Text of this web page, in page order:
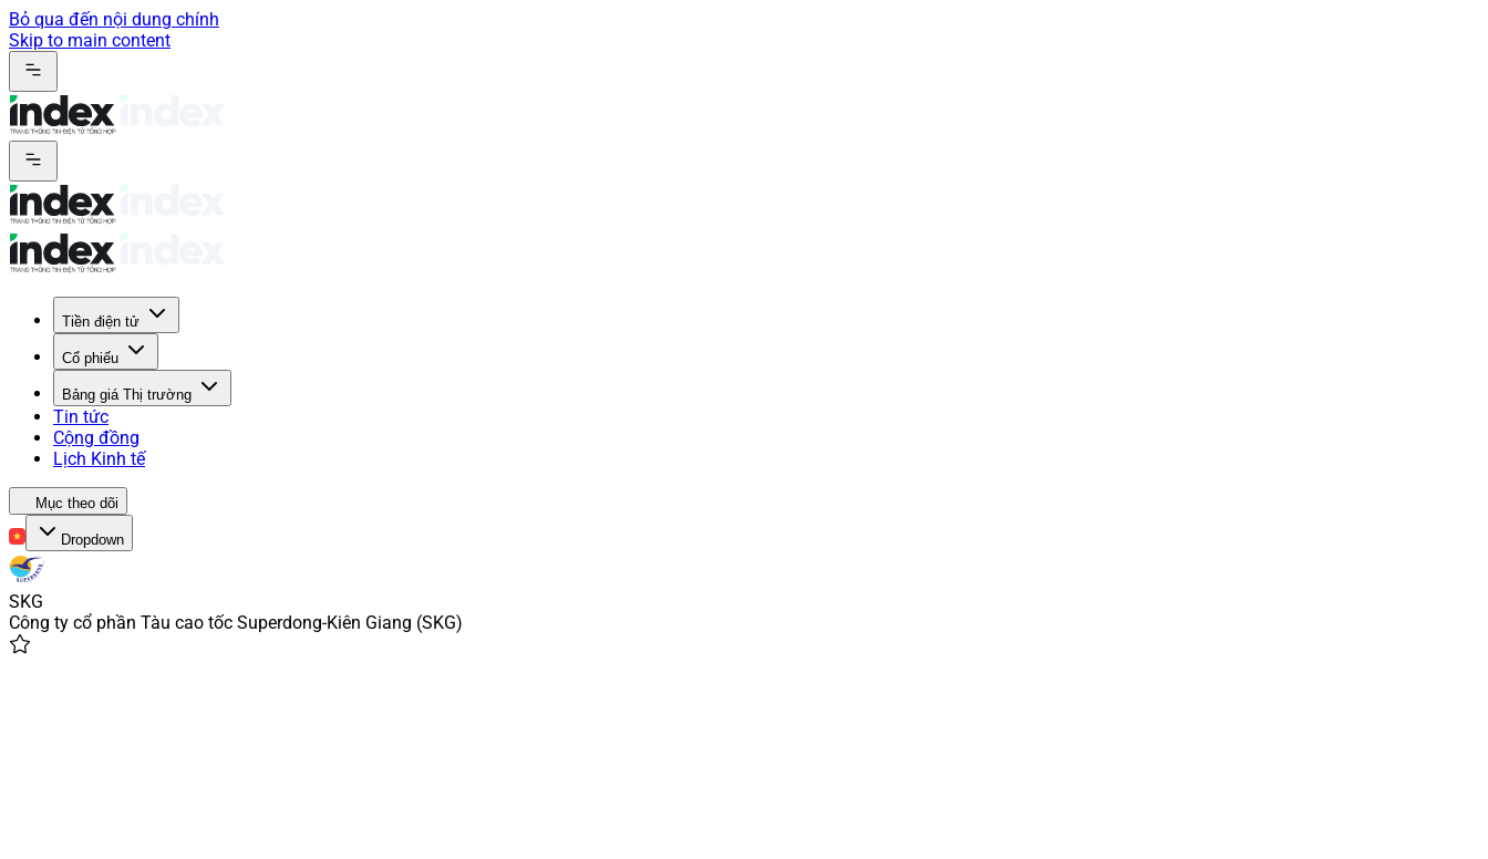
Bỏ qua đến nội dung chính
Skip to main content
Tiền điện tử
Cổ phiếu
Bảng giá Thị trường
Tin tức
Cộng đồng
Lịch Kinh tế
Mục theo dõi
Dropdown
SKG
Công ty cổ phần Tàu cao tốc Superdong-Kiên Giang (SKG)